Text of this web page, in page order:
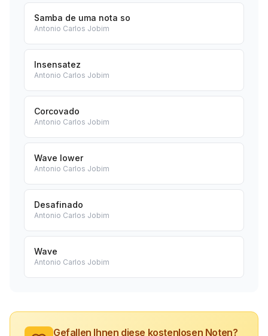
Samba de uma nota so
Antonio Carlos Jobim
Insensatez
Antonio Carlos Jobim
Corcovado
Antonio Carlos Jobim
Wave lower
Antonio Carlos Jobim
Desafinado
Antonio Carlos Jobim
Wave
Antonio Carlos Jobim
Gefallen Ihnen diese kostenlosen Noten?